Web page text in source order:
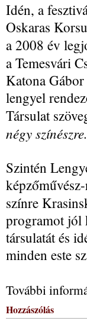
Idén, a
Oskaras
a 2008 év
a Temesvári
Katona
lengyel
Társulat
négy színészre.
Szintén
színre
programot jól
társulatát és
minden este
További
Hozzászólás